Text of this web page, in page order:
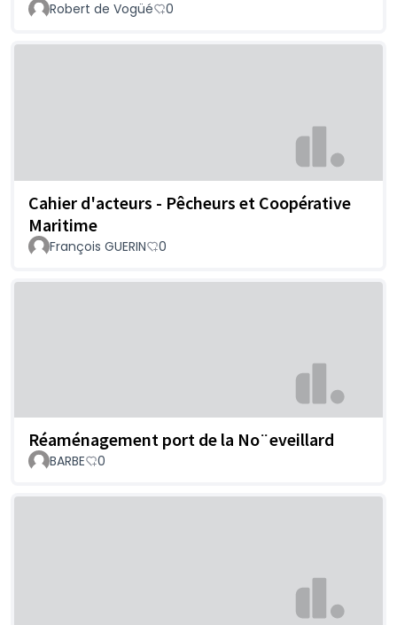
Robert de Vogüé 0
Cahier d'acteurs - Pêcheurs et Coopérative
Maritime
François GUERIN 0
Réaménagement port de la No¨eveillard
BARBE 0